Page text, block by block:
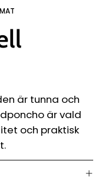
är tunna och
är vald
och praktisk